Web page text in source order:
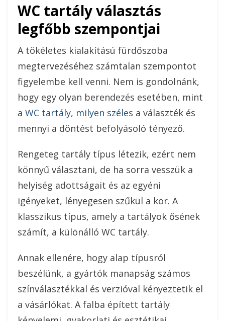
WC tartály választás
legfőbb szempontjai
A tökéletes kialakítású fürdőszoba
megtervezéséhez számtalan szempontot
figyelembe kell venni. Nem is gondolnánk,
hogy egy olyan berendezés esetében, mint
a WC tartály, milyen széles a választék és
mennyi a döntést befolyásoló tényező.
Rengeteg tartály típus létezik, ezért nem
könnyű választani, de ha sorra vesszük a
helyiség adottságait és az egyéni
igényeket, lényegesen szűkül a kör. A
klasszikus típus, amely a tartályok ősének
számít, a különálló WC tartály.
Annak ellenére, hogy alap típusról
beszélünk, a gyártók manapság számos
színválasztékkal és verzióval kényeztetik el
a vásárlókat. A falba épített tartály